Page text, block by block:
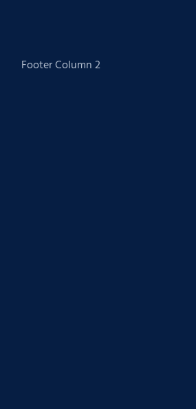
Footer Column 2